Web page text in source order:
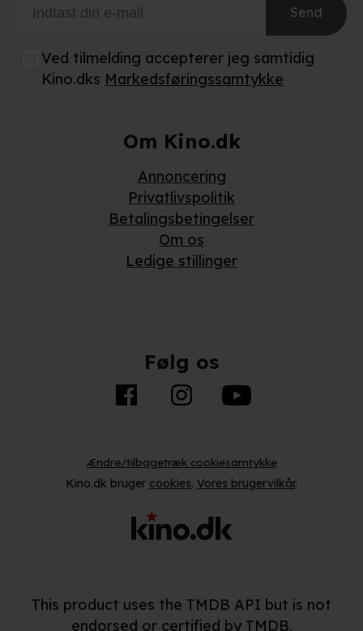
Send
Ved tilmelding accepterer jeg samtidig
Kino.dks Markedsføringssamtykke
Om Kino.dk
Annoncering
Privatlivspolitik
Betalingsbetingelser
Om os
Ledige stillinger
Følg os
Ændre/tilbagetræk cookiesamtykke
Kino.dk bruger cookies. Vores brugervilkår.
This product uses the TMDB API but is not
endorsed or certified by TMDB.